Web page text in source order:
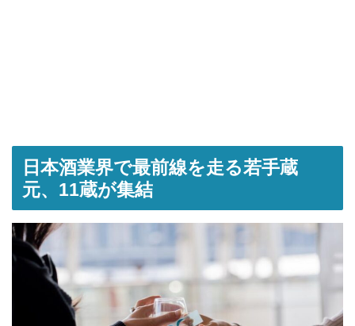
日本酒業界で最前線を走る若手蔵
元、11蔵が集結